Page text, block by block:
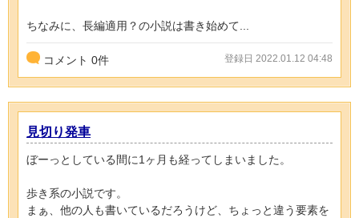
ちなみに、長編適用？の小説は書き始めて...
コメント 0件 登録日 2022.01.12 04:48
見切り発車
ぼーっとしている間に1ヶ月も経ってしまいました。
歩き系の小説です。
まぁ、他の人も書いているだろうけど、ちょっと違う要素を